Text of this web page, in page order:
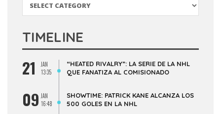
TIMELINE
21
JAN
13:35
“HEATED RIVALRY”: LA SERIE DE LA NHL
QUE FANATIZA AL COMISIONADO
09 JAN
16:48
SHOWTIME: PATRICK KANE ALCANZA LOS
500 GOLES EN LA NHL